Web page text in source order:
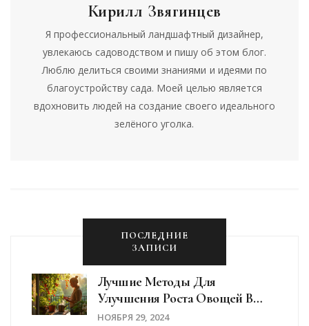
Кирилл Звягинцев
Я профессиональный ландшафтный дизайнер,
увлекаюсь садоводством и пишу об этом блог.
Люблю делиться своими знаниями и идеями по
благоустройству сада. Моей целью является
вдохновить людей на создание своего идеального
зелёного уголка.
ПОСЛЕДНИЕ
ЗАПИСИ
Лучшие Методы Для
Улучшения Роста Овощей В
Домашних Условиях
НОЯБРЯ 29, 2024